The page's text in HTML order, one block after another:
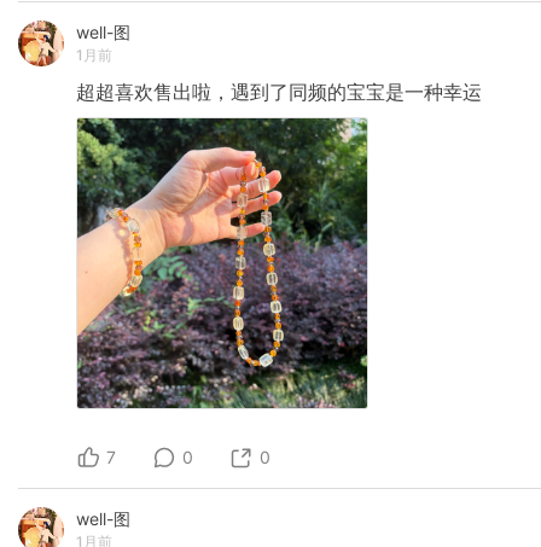
well-图
1月前
超超喜欢售出啦，遇到了同频的宝宝是一种幸运
7 0 0
well-图
1月前